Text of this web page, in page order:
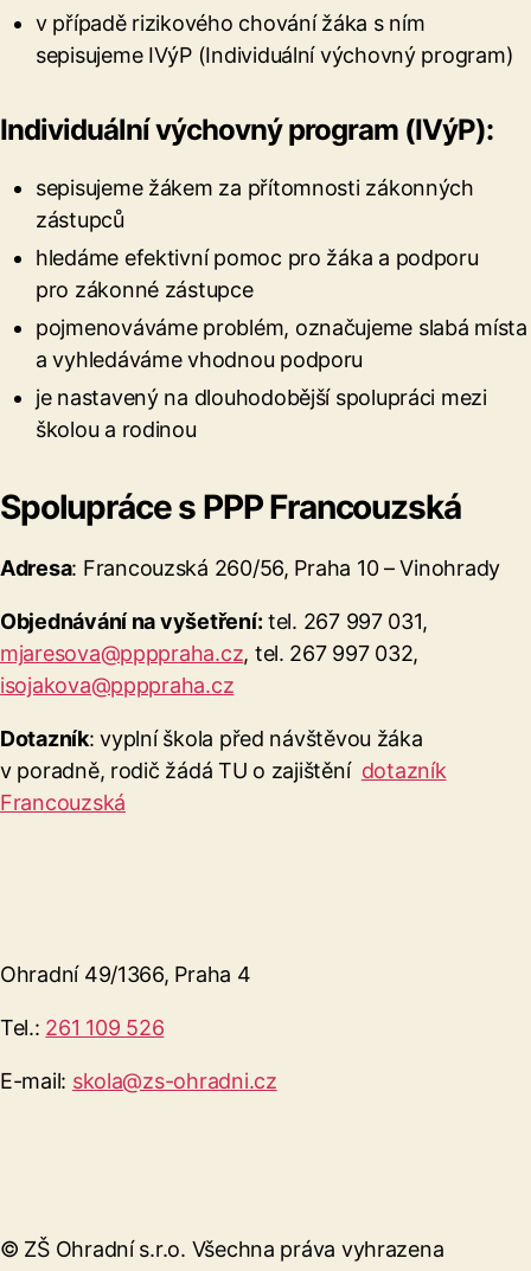
v případě rizikového chování žáka s ním
sepisujeme IVýP (Individuální výchovný program)
Individuální výchovný program (IVýP):
sepisujeme žákem za přítomnosti zákonných
zástupců
hledáme efektivní pomoc pro žáka a podporu
pro zákonné zástupce
pojmenováváme problém, označujeme slabá místa
a vyhledáváme vhodnou podporu
je nastavený na dlouhodobější spolupráci mezi
školou a rodinou
Spolupráce s PPP Francouzská
Adresa: Francouzská 260/56, Praha 10 – Vinohrady
Objednávání na vyšetření: tel. 267 997 031,
mjaresova@ppppraha.cz, tel. 267 997 032,
isojakova@ppppraha.cz
Dotazník: vyplní škola před návštěvou žáka
v poradně, rodič žádá TU o zajištění dotazník
Francouzská
Ohradní 49/1366, Praha 4
Tel.: 261 109 526
E-mail: skola@zs-ohradni.cz
© ZŠ Ohradní s.r.o. Všechna práva vyhrazena